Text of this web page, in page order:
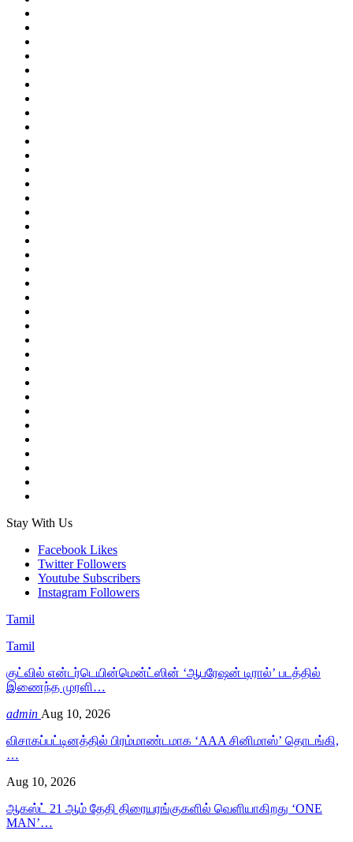
Stay With Us
Facebook Likes
Twitter Followers
Youtube Subscribers
Instagram Followers
Tamil
Tamil
குட்வில் என்டர்டெயின்மென்ட்ஸின் ‘ஆபரேஷன் டிரால்’ படத்தில்
இணைந்த முரளி…
admin Aug 10, 2026
விசாகப்பட்டினத்தில் பிரம்மாண்டமாக ‘AAA சினிமாஸ்’ தொடங்கி,
…
Aug 10, 2026
ஆகஸ்ட் 21 ஆம் தேதி திரையரங்குகளில் வெளியாகிறது ‘ONE
MAN’…